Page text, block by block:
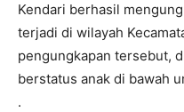
Kendari berhasil
terjadi di wilayah
pengungkapan tersebut,
berstatus anak di bawah
.